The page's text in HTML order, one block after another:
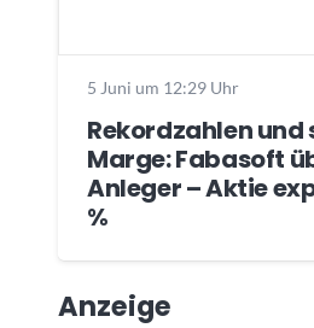
5 Juni um 12:29 Uhr
Rekordzahlen und
Marge: Fabasoft
Anleger – Aktie
%
Anzeige